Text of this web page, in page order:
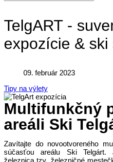
TelgART -
expozície & ski
09. február 2023
Tipy na výlety
Multifunkčný
areáli Ski
Zavítajte do novootvoreného
súčasťou areálu Ski Telgárt.
železnica tzv. železničné